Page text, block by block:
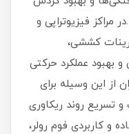
فیزیوتراپی و
کششی،
بهبود عملکرد حرکتی
از این وسیله برای
تسریع روند ریکاوری
و کاربردی فوم رولر،